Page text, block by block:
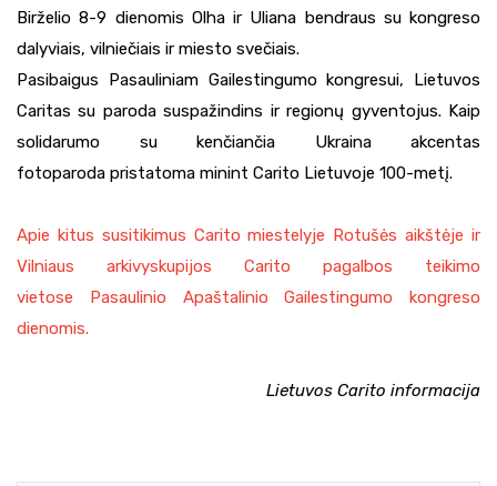
Birželio 8-9 dienomis Olha ir Uliana bendraus su kongreso
dalyviais, vilniečiais ir miesto svečiais.
Pasibaigus Pasauliniam Gailestingumo kongresui, Lietuvos
Caritas su paroda suspažindins ir regionų gyventojus. Kaip
solidarumo su kenčiančia Ukraina akcentas
fotoparoda pristatoma minint Carito Lietuvoje 100-metį.
Apie kitus susitikimus Carito miestelyje Rotušės aikštėje ir
Vilniaus arkivyskupijos Carito pagalbos teikimo
vietose Pasaulinio Apaštalinio Gailestingumo kongreso
dienomis.
Lietuvos Carito informacija